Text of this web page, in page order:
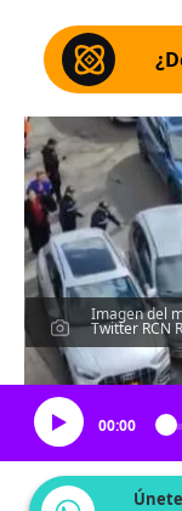
Imagen del
Twitter RCN
00:00